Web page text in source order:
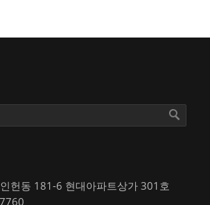
헌동 181-6 현대아파트상가 301호